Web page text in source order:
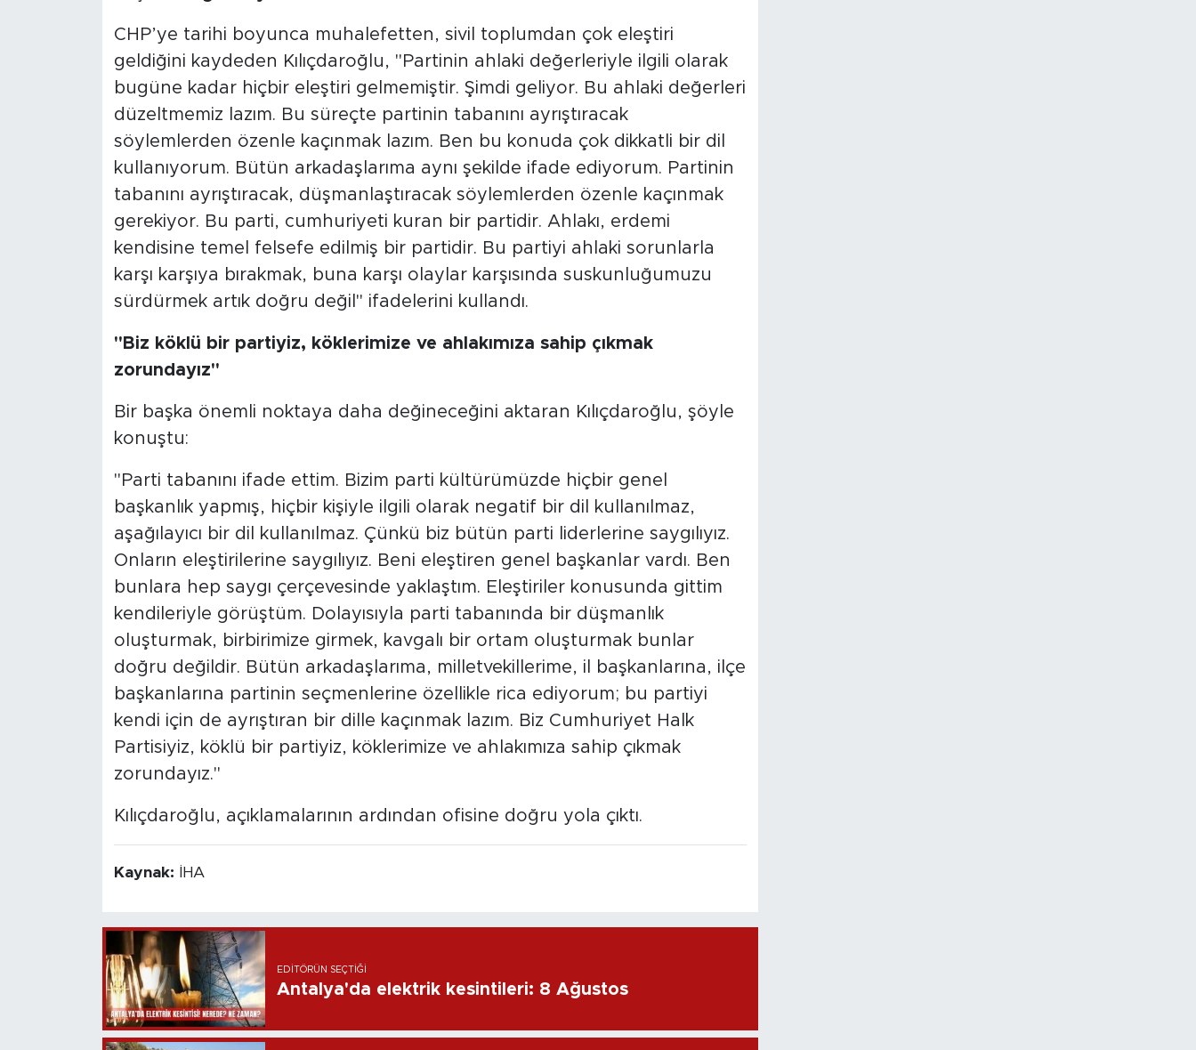
CHP’ye tarihi boyunca muhalefetten, sivil toplumdan çok eleştiri
geldiğini kaydeden Kılıçdaroğlu, "Partinin ahlaki değerleriyle ilgili olarak
bugüne kadar hiçbir eleştiri gelmemiştir. Şimdi geliyor. Bu ahlaki değerleri
düzeltmemiz lazım. Bu süreçte partinin tabanını ayrıştıracak
söylemlerden özenle kaçınmak lazım. Ben bu konuda çok dikkatli bir dil
kullanıyorum. Bütün arkadaşlarıma aynı şekilde ifade ediyorum. Partinin
tabanını ayrıştıracak, düşmanlaştıracak söylemlerden özenle kaçınmak
gerekiyor. Bu parti, cumhuriyeti kuran bir partidir. Ahlakı, erdemi
kendisine temel felsefe edilmiş bir partidir. Bu partiyi ahlaki sorunlarla
karşı karşıya bırakmak, buna karşı olaylar karşısında suskunluğumuzu
sürdürmek artık doğru değil" ifadelerini kullandı.
"Biz köklü bir partiyiz, köklerimize ve ahlakımıza sahip çıkmak
zorundayız"
Bir başka önemli noktaya daha değineceğini aktaran Kılıçdaroğlu, şöyle
konuştu:
"Parti tabanını ifade ettim. Bizim parti kültürümüzde hiçbir genel
başkanlık yapmış, hiçbir kişiyle ilgili olarak negatif bir dil kullanılmaz,
aşağılayıcı bir dil kullanılmaz. Çünkü biz bütün parti liderlerine saygılıyız.
Onların eleştirilerine saygılıyız. Beni eleştiren genel başkanlar vardı. Ben
bunlara hep saygı çerçevesinde yaklaştım. Eleştiriler konusunda gittim
kendileriyle görüştüm. Dolayısıyla parti tabanında bir düşmanlık
oluşturmak, birbirimize girmek, kavgalı bir ortam oluşturmak bunlar
doğru değildir. Bütün arkadaşlarıma, milletvekillerime, il başkanlarına, ilçe
başkanlarına partinin seçmenlerine özellikle rica ediyorum; bu partiyi
kendi için de ayrıştıran bir dille kaçınmak lazım. Biz Cumhuriyet Halk
Partisiyiz, köklü bir partiyiz, köklerimize ve ahlakımıza sahip çıkmak
zorundayız."
Kılıçdaroğlu, açıklamalarının ardından ofisine doğru yola çıktı.
Kaynak: İHA
EDITÖRÜN SEÇTIĞI
Antalya'da elektrik kesintileri: 8 Ağustos